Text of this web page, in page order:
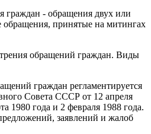
граждан - обращения двух или
обращения, принятые на митингах
обращений граждан. Виды
граждан регламентируется
Совета СССР от 12 апреля
1980 года и 2 февраля 1988 года.
заявлений и жалоб